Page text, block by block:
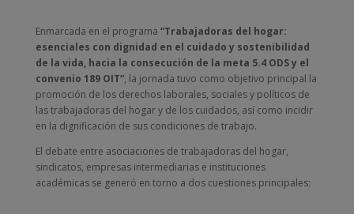
Enmarcada en el programa “Trabajadoras del hogar:
esenciales con dignidad en el cuidado y sostenibilidad
de la vida, hacia la consecución de la meta 5.4 ODS y el
convenio 189 OIT”, la jornada tuvo como objetivo principal la
promoción de los derechos laborales, sociales y políticos de
las trabajadoras del hogar y de los cuidados, así como incidir
en la dignificación de sus condiciones de trabajo.
El debate entre asociaciones de trabajadoras del hogar,
sindicatos, empresas intermediarias e instituciones
académicas se generó en torno a dos cuestiones principales: